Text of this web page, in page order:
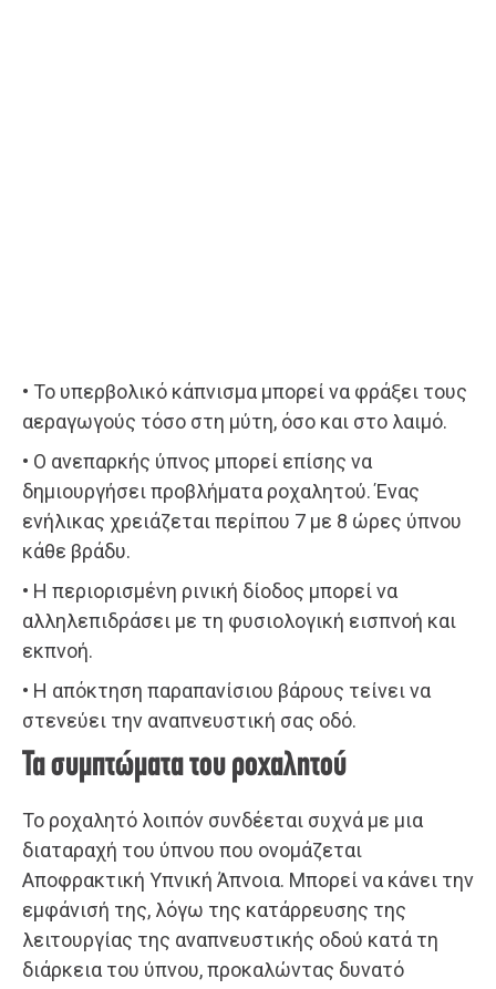
• Το υπερβολικό κάπνισμα μπορεί να φράξει τους
αεραγωγούς τόσο στη μύτη, όσο και στο λαιμό.
• Ο ανεπαρκής ύπνος μπορεί επίσης να
δημιουργήσει προβλήματα ροχαλητού. Ένας
ενήλικας χρειάζεται περίπου 7 με 8 ώρες ύπνου
κάθε βράδυ.
• Η περιορισμένη ρινική δίοδος μπορεί να
αλληλεπιδράσει με τη φυσιολογική εισπνοή και
εκπνοή.
• Η απόκτηση παραπανίσιου βάρους τείνει να
στενεύει την αναπνευστική σας οδό.
Τα συμπτώματα του ροχαλητού
Το ροχαλητό λοιπόν συνδέεται συχνά με μια
διαταραχή του ύπνου που ονομάζεται
Αποφρακτική Υπνική Άπνοια. Μπορεί να κάνει την
εμφάνισή της, λόγω της κατάρρευσης της
λειτουργίας της αναπνευστικής οδού κατά τη
διάρκεια του ύπνου, προκαλώντας δυνατό